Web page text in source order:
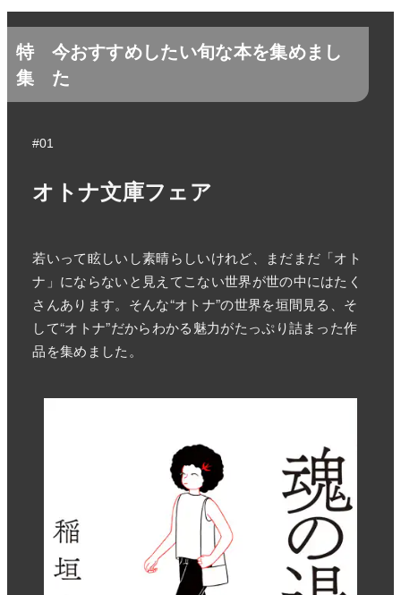
特
集
今おすすめしたい旬な本を集めまし
た
#01
オトナ文庫フェア
若いって眩しいし素晴らしいけれど、まだまだ「オト
ナ」にならないと見えてこない世界が世の中にはたく
さんあります。そんな“オトナ”の世界を垣間見る、そ
して“オトナ”だからわかる魅力がたっぷり詰まった作
品を集めました。